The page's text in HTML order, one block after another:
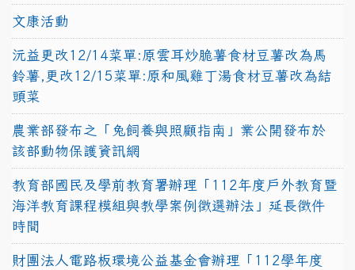
文康活動
沅益更改12/14菜單:原雲耳炒脆薯食材豆薯改為馬
鈴薯,更改12/15菜單:原和風雞丁湯食材豆薯改為結
頭菜
農業部發布之「兔飼養與照顧指南」業公開發布於
該部動物保護資訊網
教育部國民及學前教育署辦理「112年度戶外教育暨
海洋教育課程模組與教學案例徵選辦法」延長徵件
時間
財團法人電路板環境公益基金會辦理「112學年度